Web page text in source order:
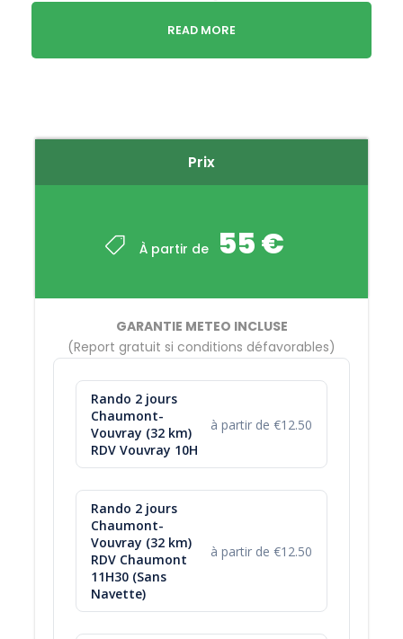
Prix
À partir de 55 €
GARANTIE METEO INCLUSE
(Report gratuit si conditions défavorables)
Rando 2 jours
Chaumont-
Vouvray (32 km)
RDV Vouvray 10H
à partir de €12.50
Rando 2 jours
Chaumont-
Vouvray (32 km)
RDV Chaumont
11H30 (Sans
Navette)
à partir de €12.50
ATTENTION ! La réservation par internet n’est
jour même ou le lendemain merci de nous
Vous venez en voiture ?
RDV VOUVRAY ! Parking sécurisé sur notre base,
navette jusqu'à Chaumont pour le départ.
à la base de Vouvray
J2 : Retour 18H
à la base de Vouvray
J2 : option Guinguette de Tours : Navette
retour à 16H30
READ MORE